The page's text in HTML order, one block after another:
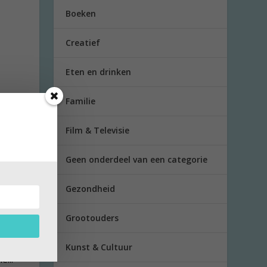
Boeken
Creatief
Eten en drinken
Familie
Film & Televisie
Geen onderdeel van een categorie
Gezondheid
Grootouders
Kunst & Cultuur